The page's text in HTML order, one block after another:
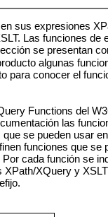
sus expresiones
Las funciones de
se presentan
algunas
para conocer el
Functions del
las
se pueden usar
funciones que
cada función se
XQuery y